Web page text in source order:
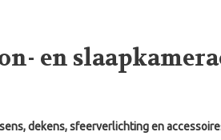
en
dekens, sfeerverlichting en